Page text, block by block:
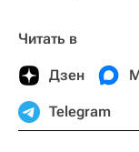
Читать в
Дзен
Telegram